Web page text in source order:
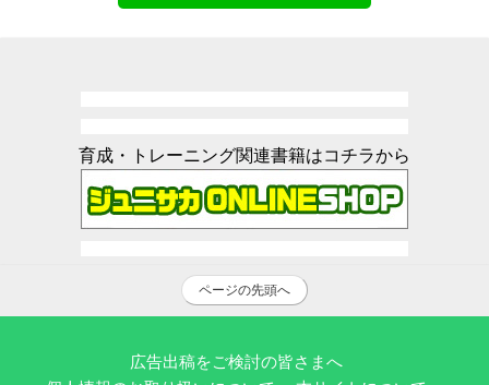
育成・トレーニング関連書籍はコチラから
ページの先頭へ
広告出稿をご検討の皆さまへ